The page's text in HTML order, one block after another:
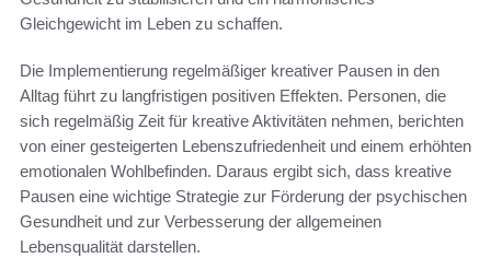
Gleichgewicht im Leben zu schaffen.
Die Implementierung regelmäßiger kreativer Pausen in den
Alltag führt zu langfristigen positiven Effekten. Personen, die
sich regelmäßig Zeit für kreative Aktivitäten nehmen, berichten
von einer gesteigerten Lebenszufriedenheit und einem erhöhten
emotionalen Wohlbefinden. Daraus ergibt sich, dass kreative
Pausen eine wichtige Strategie zur Förderung der psychischen
Gesundheit und zur Verbesserung der allgemeinen
Lebensqualität darstellen.